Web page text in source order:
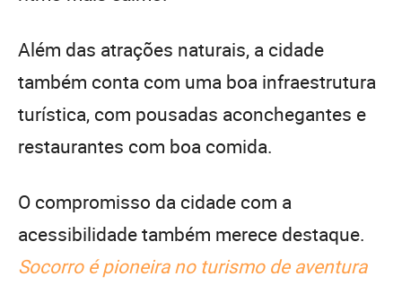
Além das atrações naturais, a cidade
também conta com uma boa infraestrutura
turística, com pousadas aconchegantes e
restaurantes com boa comida.
O compromisso da cidade com a
acessibilidade também merece destaque.
Socorro é pioneira no turismo de aventura